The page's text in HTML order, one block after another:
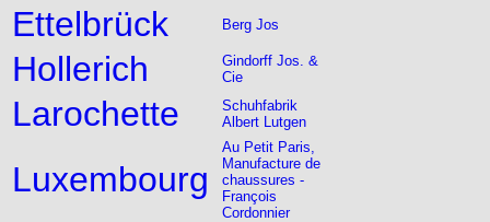
Ettelbrück Berg Jos
Hollerich
Gindorff Jos. &
Cie
Larochette
Schuhfabrik
Albert Lutgen
Luxembourg
Au Petit Paris,
Manufacture de
chaussures -
François
Cordonnier